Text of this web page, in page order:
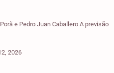
e Pedro Juan Caballero A previsão
2026